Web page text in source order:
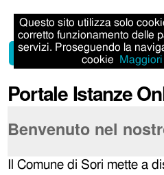
Salta
ai
contenuti.
Salta
alla
navigazione
Strumenti
personali
Sezioni
Home Istruzioni
Portale Istanze
Benvenuto nel
Il Comune di Sori mette a
Questo sito utilizza solo
corretto funzionamento delle
servizi. Proseguendo la
cookie